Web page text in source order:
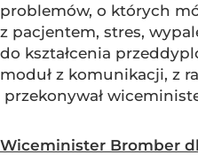
problemów, o których
z pacjentem, stres,
do kształcenia
moduł z komunikacji, z
przekonywał
Wiceminister Bromber